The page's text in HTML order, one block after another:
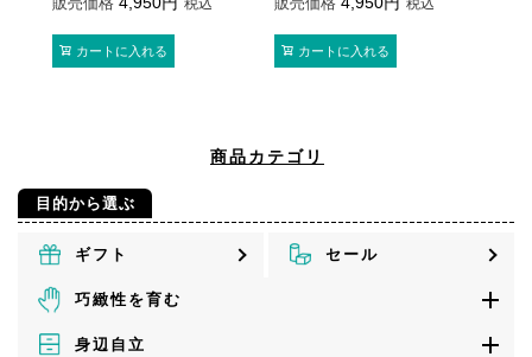
税込
カートに入れる
税込
カートに入れる
商品カテゴリ
目的から選ぶ
ギフト セール
巧緻性を育む
身辺自立